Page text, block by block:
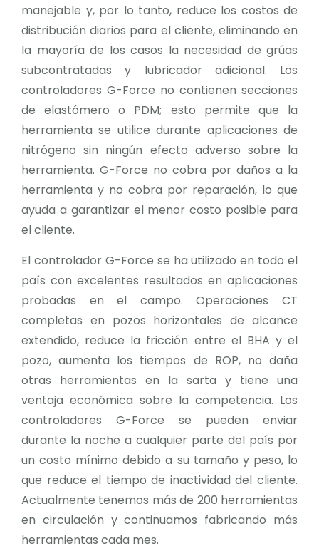
manejable y, por lo tanto, reduce los costos de
distribución diarios para el cliente, eliminando en
la mayoría de los casos la necesidad de grúas
subcontratadas y lubricador adicional. Los
controladores G-Force no contienen secciones
de elastómero o PDM; esto permite que la
herramienta se utilice durante aplicaciones de
nitrógeno sin ningún efecto adverso sobre la
herramienta. G-Force no cobra por daños a la
herramienta y no cobra por reparación, lo que
ayuda a garantizar el menor costo posible para
el cliente.
El controlador G-Force se ha utilizado en todo el
país con excelentes resultados en aplicaciones
probadas en el campo. Operaciones CT
completas en pozos horizontales de alcance
extendido, reduce la fricción entre el BHA y el
pozo, aumenta los tiempos de ROP, no daña
otras herramientas en la sarta y tiene una
ventaja económica sobre la competencia. Los
controladores G-Force se pueden enviar
durante la noche a cualquier parte del país por
un costo mínimo debido a su tamaño y peso, lo
que reduce el tiempo de inactividad del cliente.
Actualmente tenemos más de 200 herramientas
en circulación y continuamos fabricando más
herramientas cada mes.